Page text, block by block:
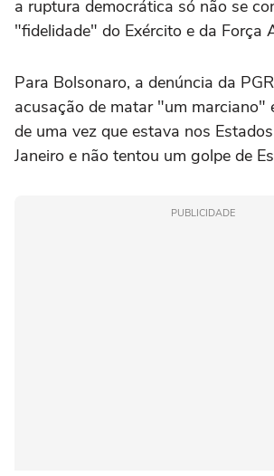
a ruptura democrática só não se
"fidelidade" do Exército e da Força
Para Bolsonaro, a denúncia da
acusação de matar "um marciano"
de uma vez que estava nos
Janeiro e não tentou um golpe de
PUBLICIDADE